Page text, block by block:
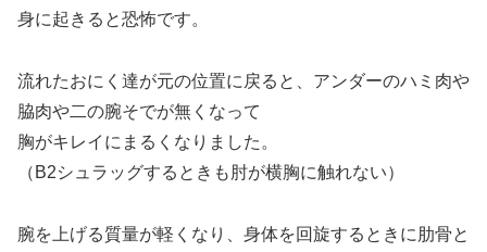
身に起きると恐怖です。
流れたおにく達が元の位置に戻ると、アンダーのハミ肉や
脇肉や二の腕そでが無くなって
胸がキレイにまるくなりました。
（B2シュラッグするときも肘が横胸に触れない）
腕を上げる質量が軽くなり、身体を回旋するときに肋骨と